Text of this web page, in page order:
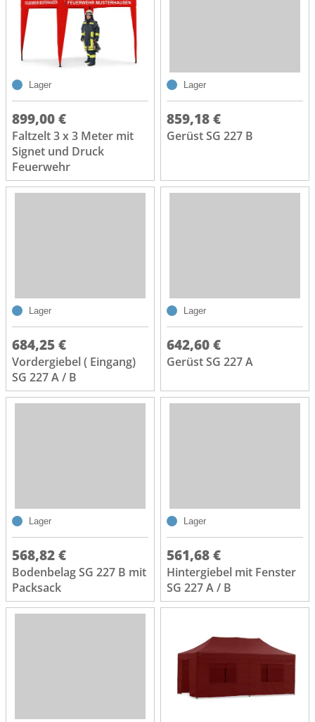
Lager
899,00 €
Faltzelt 3 x 3 Meter mit
Signet und Druck
Feuerwehr
Lager
859,18 €
Gerüst SG 227 B
Lager
684,25 €
Vordergiebel ( Eingang)
SG 227 A / B
Lager
642,60 €
Gerüst SG 227 A
Lager
568,82 €
Bodenbelag SG 227 B mit
Packsack
Lager
561,68 €
Hintergiebel mit Fenster
SG 227 A / B